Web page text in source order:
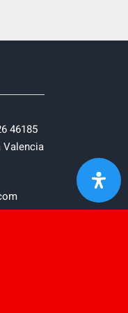
46185
Valencia